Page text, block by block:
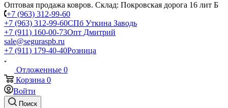
Оптовая продажа ковров. Склад: Покровская дорога 16 лит Б
+7 (963) 312-99-60
+7 (963) 312-99-60СПб Уткина Заводь
+7 (911) 160-00-73Опт Дмитрий
sale@seguraspb.ru
+7 (911) 179-40-40Розница
Отложенные 0
Корзина 0
Войти
Поиск